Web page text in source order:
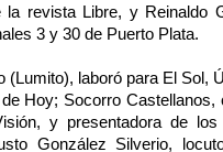
la revista Libre, y Reinaldo
3 y 30 de Puerto Plata.
(Lumito), laboró para El Sol,
Hoy; Socorro Castellanos,
y presentadora de los
González Silverio,